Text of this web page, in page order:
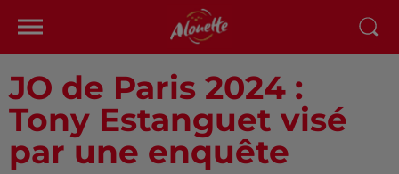
JO de Paris 2024 :
Tony Estanguet visé
par une enquête